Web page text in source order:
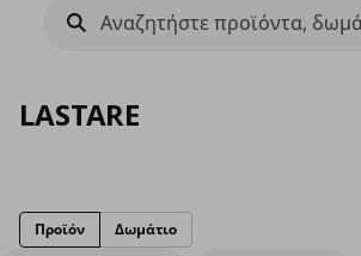
LASTARE
Προϊόν Δωμάτιο